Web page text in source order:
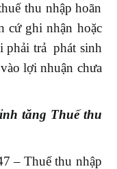
thu nhập hoãn
cứ ghi nhận hoặc
phải trả phát sinh
lợi nhuận chưa
tăng Thuế thu
– Thuế thu nhập